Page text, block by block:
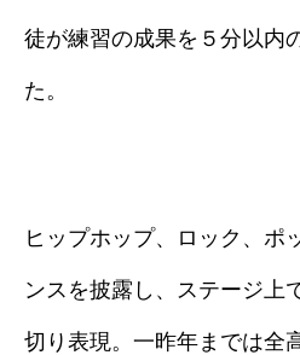
徒が練習の成果を５分以内
た。
ヒップホップ、ロック、ポ
ンスを披露し、ステージ上
切り表現。一昨年までは全